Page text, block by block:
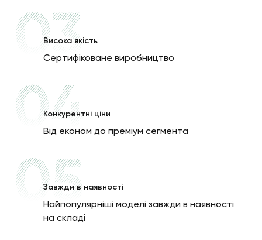
Висока якість
Сертифіковане виробництво
Конкурентні ціни
Від економ до преміум сегмента
Завжди в наявності
Найпопулярніші моделі завжди в наявності
на складі